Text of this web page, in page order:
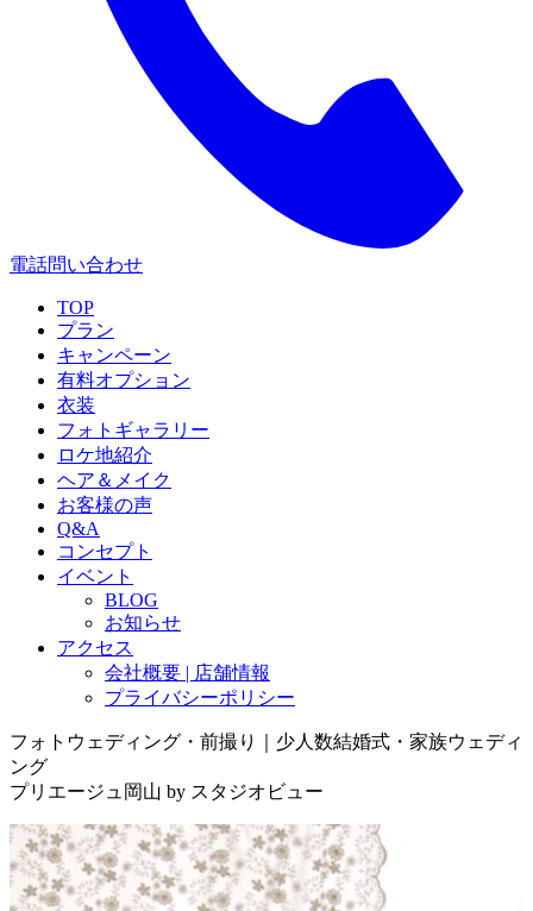
電話問い合わせ
TOP
プラン
キャンペーン
有料オプション
衣装
フォトギャラリー
ロケ地紹介
ヘア＆メイク
お客様の声
Q&A
コンセプト
イベント
BLOG
お知らせ
アクセス
会社概要 | 店舗情報
プライバシーポリシー
フォトウェディング・前撮り｜少人数結婚式・家族ウェディ
ング
プリエージュ岡山 by スタジオビュー